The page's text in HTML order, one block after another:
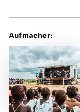
Aufmacher: